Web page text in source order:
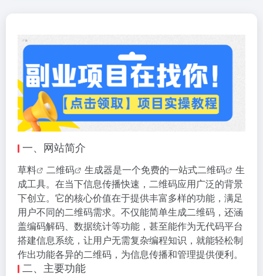
一、网站简介
草料 二维码 生成器是一个免费的一站式二维码
生
成工具。在当下信息传播快速，二维码应用广泛的背景
下创立。它的核心价值在于提供丰富多样的功能，满足
用户不同的二维码需求。不仅能简单生成二维码，还涵
盖编码解码、数据统计等功能，甚至能作为无代码平台
搭建信息系统，让用户无需复杂编程知识，就能轻松制
作出功能各异的二维码，为信息传播和管理提供便利。
二、主要功能